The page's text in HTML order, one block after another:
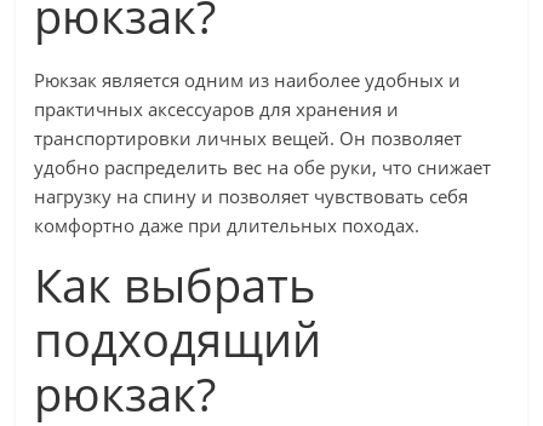
рюкзак?
Рюкзак является одним из наиболее удобных и
практичных аксессуаров для хранения и
транспортировки личных вещей. Он позволяет
удобно распределить вес на обе руки, что снижает
нагрузку на спину и позволяет чувствовать себя
комфортно даже при длительных походах.
Как выбрать
подходящий
рюкзак?